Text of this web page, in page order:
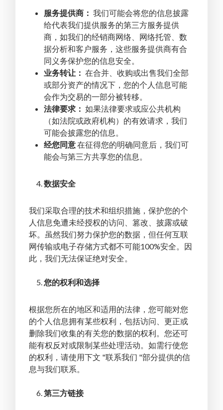
服务提供商： 我们可能会将您的信息披露
给代表我们提供服务的第三方服务提供
商，如我们的经销商网络、网络托管、数
据分析和客户服务，这些服务提供商有合
同义务保护您的信息安全。
业务转让： 在合并、收购或出售我们全部
或部分资产的情况下，您的个人信息可能
会作为交易的一部分被转移。
法律要求： 如果法律要求或应公共机构
（如法院或政府机构）的有效请求，我们
可能会披露您的信息。
经您同意在征得您的明确同意后，我们可
能会与第三方共享您的信息。
数据安全
我们采取合理的技术和组织措施，保护您的个
人信息免遭未经授权的访问、篡改、披露或破
坏。虽然我们努力保护您的数据，但任何互联
网传输或电子存储方式都不可能100%安全。因
此，我们无法保证绝对安全。
您的权利和选择
根据您所在的地区和适用的法律，您可能对您
的个人信息拥有某些权利，包括访问、更正或
删除我们收集的有关您的数据的权利。您还可
能有权反对或限制某些处理活动。如需行使您
的权利，请使用下文 "联系我们 "部分提供的信
息与我们联系。
第三方链接